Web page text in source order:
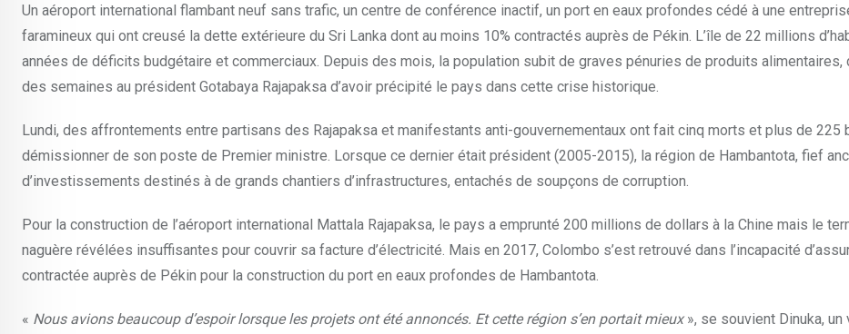
Un aéroport international flambant neuf sans trafic, un centre de conférence inactif, un port en eaux profondes cédé à une
faramineux qui ont creusé la dette extérieure du Sri Lanka dont au moins 10% contractés auprès de Pékin. L’île de 22 millions
années de déficits budgétaire et commerciaux. Depuis des mois, la population subit de graves pénuries de produits
des semaines au président Gotabaya Rajapaksa d’avoir précipité le pays dans cette crise historique.
Lundi, des affrontements entre partisans des Rajapaksa et manifestants anti-gouvernementaux ont fait cinq morts et plus de 225
démissionner de son poste de Premier ministre. Lorsque ce dernier était président (2005-2015), la région de Hambantota, fief
d’investissements destinés à de grands chantiers d’infrastructures, entachés de soupçons de corruption.
Pour la construction de l’aéroport international Mattala Rajapaksa, le pays a emprunté 200 millions de dollars à la Chine mais le
naguère révélées insuffisantes pour couvrir sa facture d’électricité. Mais en 2017, Colombo s’est retrouvé dans l’incapacité
contractée auprès de Pékin pour la construction du port en eaux profondes de Hambantota.
« Nous avions beaucoup d’espoir lorsque les projets ont été annoncés. Et cette région s’en portait mieux», se souvient Dinuka,